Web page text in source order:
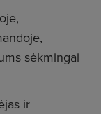
sėkmingai
ir